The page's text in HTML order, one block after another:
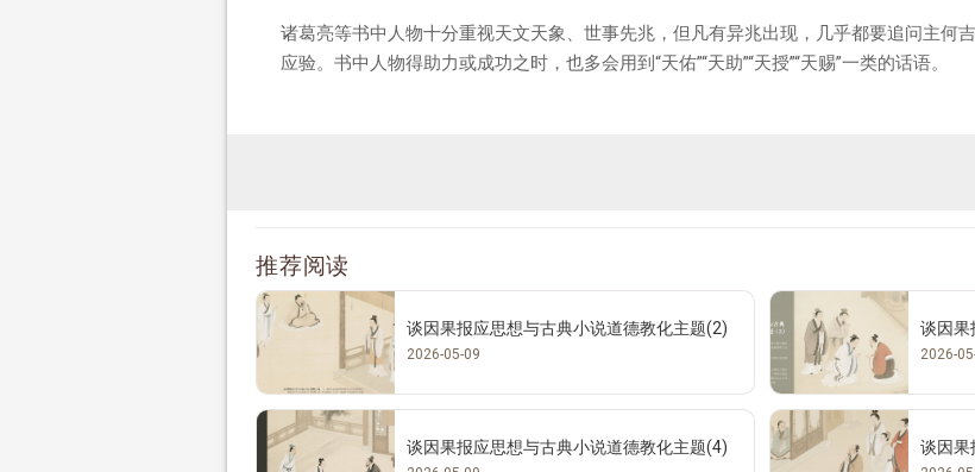
诸葛亮等书中人物十分重视天文天象、世事先兆，但凡有异兆出现，几乎都要追问主何
应验。书中人物得助力或成功之时，也多会用到“天佑”“天助”“天授”“天赐”一类的话语。
推荐阅读
谈因果报应思想与古典小说道德教化主题(2)
2026-05-09
谈因果
2026-
谈因果报应思想与古典小说道德教化主题(4) 谈因果